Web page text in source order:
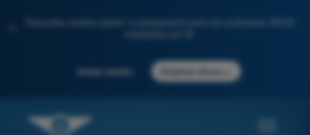
Descubre nuestro portal: tu preparación para los exámenes AESA
Iniciar sesión Empieza ahora